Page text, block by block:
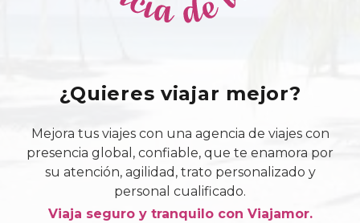
¿Quieres viajar mejor?
Mejora tus viajes con una agencia de viajes con
presencia global, confiable, que te enamora por
su atención, agilidad, trato personalizado y
personal cualificado.
Viaja seguro y tranquilo con Viajamor.